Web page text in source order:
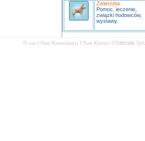
Zwierzęta.
Pomoc, leczenie,
związki hodowców,
wystawy.
O nas I Nasi Konsultanci I Nasi Klienci I Oddziały